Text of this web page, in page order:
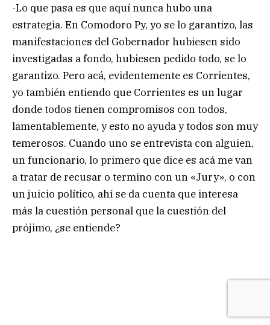
-Lo que pasa es que aquí nunca hubo una
estrategia. En Comodoro Py, yo se lo garantizo, las
manifestaciones del Gobernador hubiesen sido
investigadas a fondo, hubiesen pedido todo, se lo
garantizo. Pero acá, evidentemente es Corrientes,
yo también entiendo que Corrientes es un lugar
donde todos tienen compromisos con todos,
lamentablemente, y esto no ayuda y todos son muy
temerosos. Cuando uno se entrevista con alguien,
un funcionario, lo primero que dice es acá me van
a tratar de recusar o termino con un «Jury», o con
un juicio político, ahí se da cuenta que interesa
más la cuestión personal que la cuestión del
prójimo, ¿se entiende?